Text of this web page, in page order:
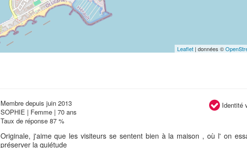
Leaflet| données ©
Identité
Membre depuis juin 2013
SOPHIE | Femme | 70 ans
Taux de réponse 87 %
Originale, j'aime que les visiteurs se sentent bien à la maison , où l' on
préserver la quiétude